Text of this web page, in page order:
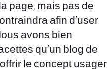
page, mais pas de
afin d’user
avons bien
qu’un blog de
le concept usager